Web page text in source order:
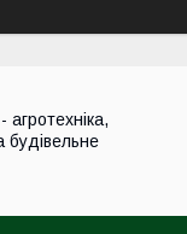
агротехніка,
будівельне